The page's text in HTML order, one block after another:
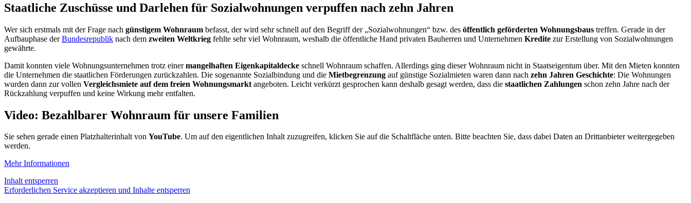
Staatliche Zuschüsse und Darlehen für Sozialwohnungen verpuffen nach zehn Jahren
Wer sich erstmals mit der Frage nach günstigem Wohnraum befasst, der wird sehr schnell auf den Begriff der „Sozialwohnungen“ bzw. des öffentlich geförderten Wohnungsbaus treffen. Gerade in der
Aufbauphase derBundesrepublik nach dem zweiten Weltkrieg fehlte sehr viel Wohnraum, weshalb die öffentliche Hand privaten Bauherren und Unternehmen Kredite zur Erstellung von Sozialwohnungen
gewährte.
Damit konnten viele Wohnungsunternehmen trotz einermangelhaften Eigenkapitaldecke schnell Wohnraum schaffen. Allerdings ging dieser Wohnraum nicht in Staatseigentum über. Mit den Mieten konnten
die Unternehmen die staatlichen Förderungen zurückzahlen. Die sogenannte Sozialbindung und die Mietbegrenzung auf günstige Sozialmieten waren dann nach zehn Jahren Geschichte: Die Wohnungen
wurden dann zur vollen Vergleichsmiete auf dem freien Wohnungsmarkt angeboten. Leicht verkürzt gesprochen kann deshalb gesagt werden, dass die staatlichen Zahlungen schon zehn Jahre nach der
Rückzahlung verpuffen und keine Wirkung mehr entfalten.
Video: Bezahlbarer Wohnraum für unsere Familien
Sie sehen gerade einen Platzhalterinhalt von YouTube. Um auf den eigentlichen Inhalt zuzugreifen, klicken Sie auf die Schaltfläche unten. Bitte beachten Sie, dass dabei Daten an Drittanbieter weitergegeben
werden.
Mehr Informationen
Inhalt entsperren
Erforderlichen Service akzeptieren und Inhalte entsperren